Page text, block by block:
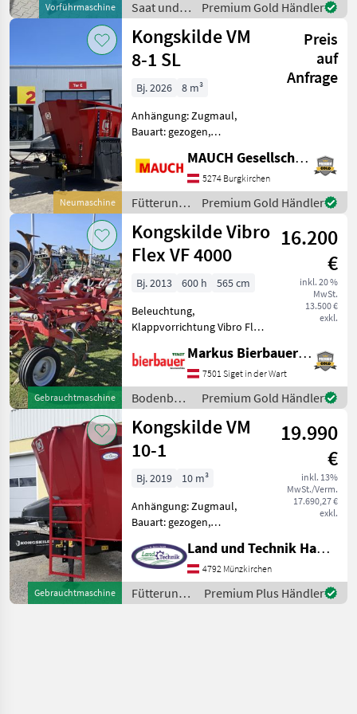
Vorführmaschine
50cm Rahm
Saat und
Pflege /
Kongskilde
Premium Gold Händler
Neumaschine
Kongskilde VM
8-1 SL
Preis
auf
Anfrage
Bj. 2026
8 m³
Anhängung: Zugmaul,
Bauart: gezogen,
Misch-Anordnung: vertikal,
Mischsystem: Schnecken,
Stützfuß, Wiegeeinrichtung
Kongskilde VM 8-1 SL Ausst
MAUCH Gesellschaft m.b.H. & Co.KG
5274 Burgkirchen
Fütterungstechnik
/
Kongskilde
Premium Gold Händler
Gebrauchtmaschine
Kongskilde Vibro
Flex VF 4000
16.200
€
inkl. 20 %
MwSt.
13.500 €
exkl.
Bj. 2013 600 h
565 cm
Beleuchtung,
Klappvorrichtung Vibro Flex
Grubber
Markus Bierbauer GmbH
7501 Siget in der Wart
Bodenbearbeitung
/
Kongskilde
Premium Gold Händler
Gebrauchtmaschine
Kongskilde VM
10-1
19.990
€
inkl. 13%
MwSt./Verm.
17.690,27 €
exkl.
Bj. 2019
10 m³
Anhängung: Zugmaul,
Bauart: gezogen,
Mischsystem: Schnecken •
Fassungsvermögen 10 m3 •
für 55 - 70 Kühe •
Feinkornstahl S 650 • Hohe
Land und Technik HandelsgesmbH
4792 Münzkirchen
Fütterungstechnik
/
Premium Plus Händler